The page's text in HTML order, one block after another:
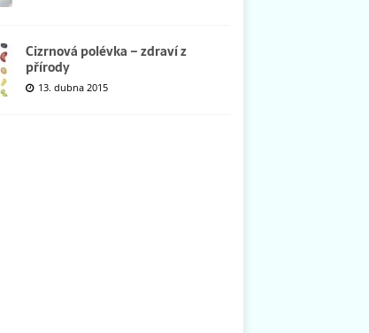
Cizrnová polévka – zdraví z
přírody
13. dubna 2015